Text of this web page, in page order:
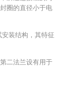
圈的直径小于电
装结构，其特征
二法兰设有用于